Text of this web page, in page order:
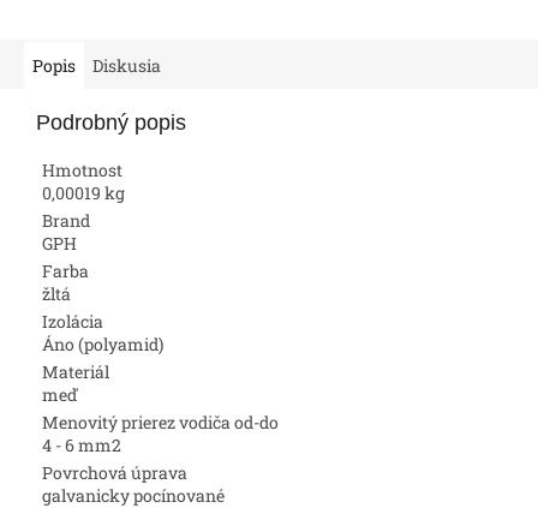
Popis Diskusia
Podrobný popis
Hmotnost
0,00019 kg
Brand
GPH
Farba
žltá
Izolácia
Áno (polyamid)
Materiál
meď
Menovitý prierez vodiča od-do
4 - 6 mm2
Povrchová úprava
galvanicky pocínované